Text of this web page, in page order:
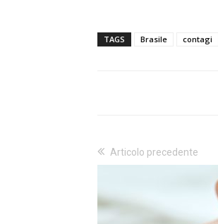
TAGS Brasile contagi
Articolo precedente